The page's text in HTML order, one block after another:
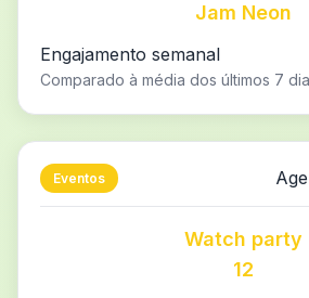
Jam Neon
Engajamento semanal
Comparado à média dos últimos 7
Eventos
Watch party
12